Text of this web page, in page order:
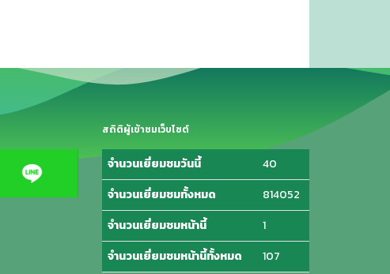
สถิติผู้เข้าชมเว็บไซต์
จำนวนเยี่ยมชมวันนี้
40
จำนวนเยี่ยมชมทั้งหมด
814052
จำนวนเยี่ยมชมหน้านี้
1
จำนวนเยี่ยมชมหน้านี้ทั้งหมด
107